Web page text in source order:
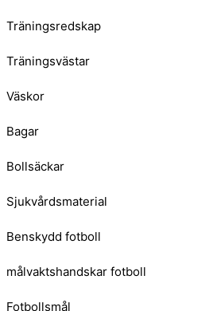
Träningsredskap
Träningsvästar
Väskor
Bagar
Bollsäckar
Sjukvårdsmaterial
Benskydd fotboll
målvaktshandskar fotboll
Fotbollsmål